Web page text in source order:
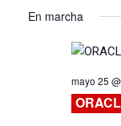
fecha.
En marcha
mayo 25